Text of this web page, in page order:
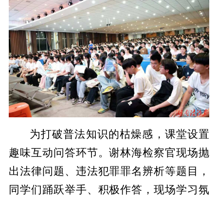
为打破普法知识的枯燥感，课堂设置
趣味互动问答环节。谢林海检察官现场抛
出法律问题、违法犯罪罪名辨析等题目，
同学们踊跃举手、积极作答，现场学习氛